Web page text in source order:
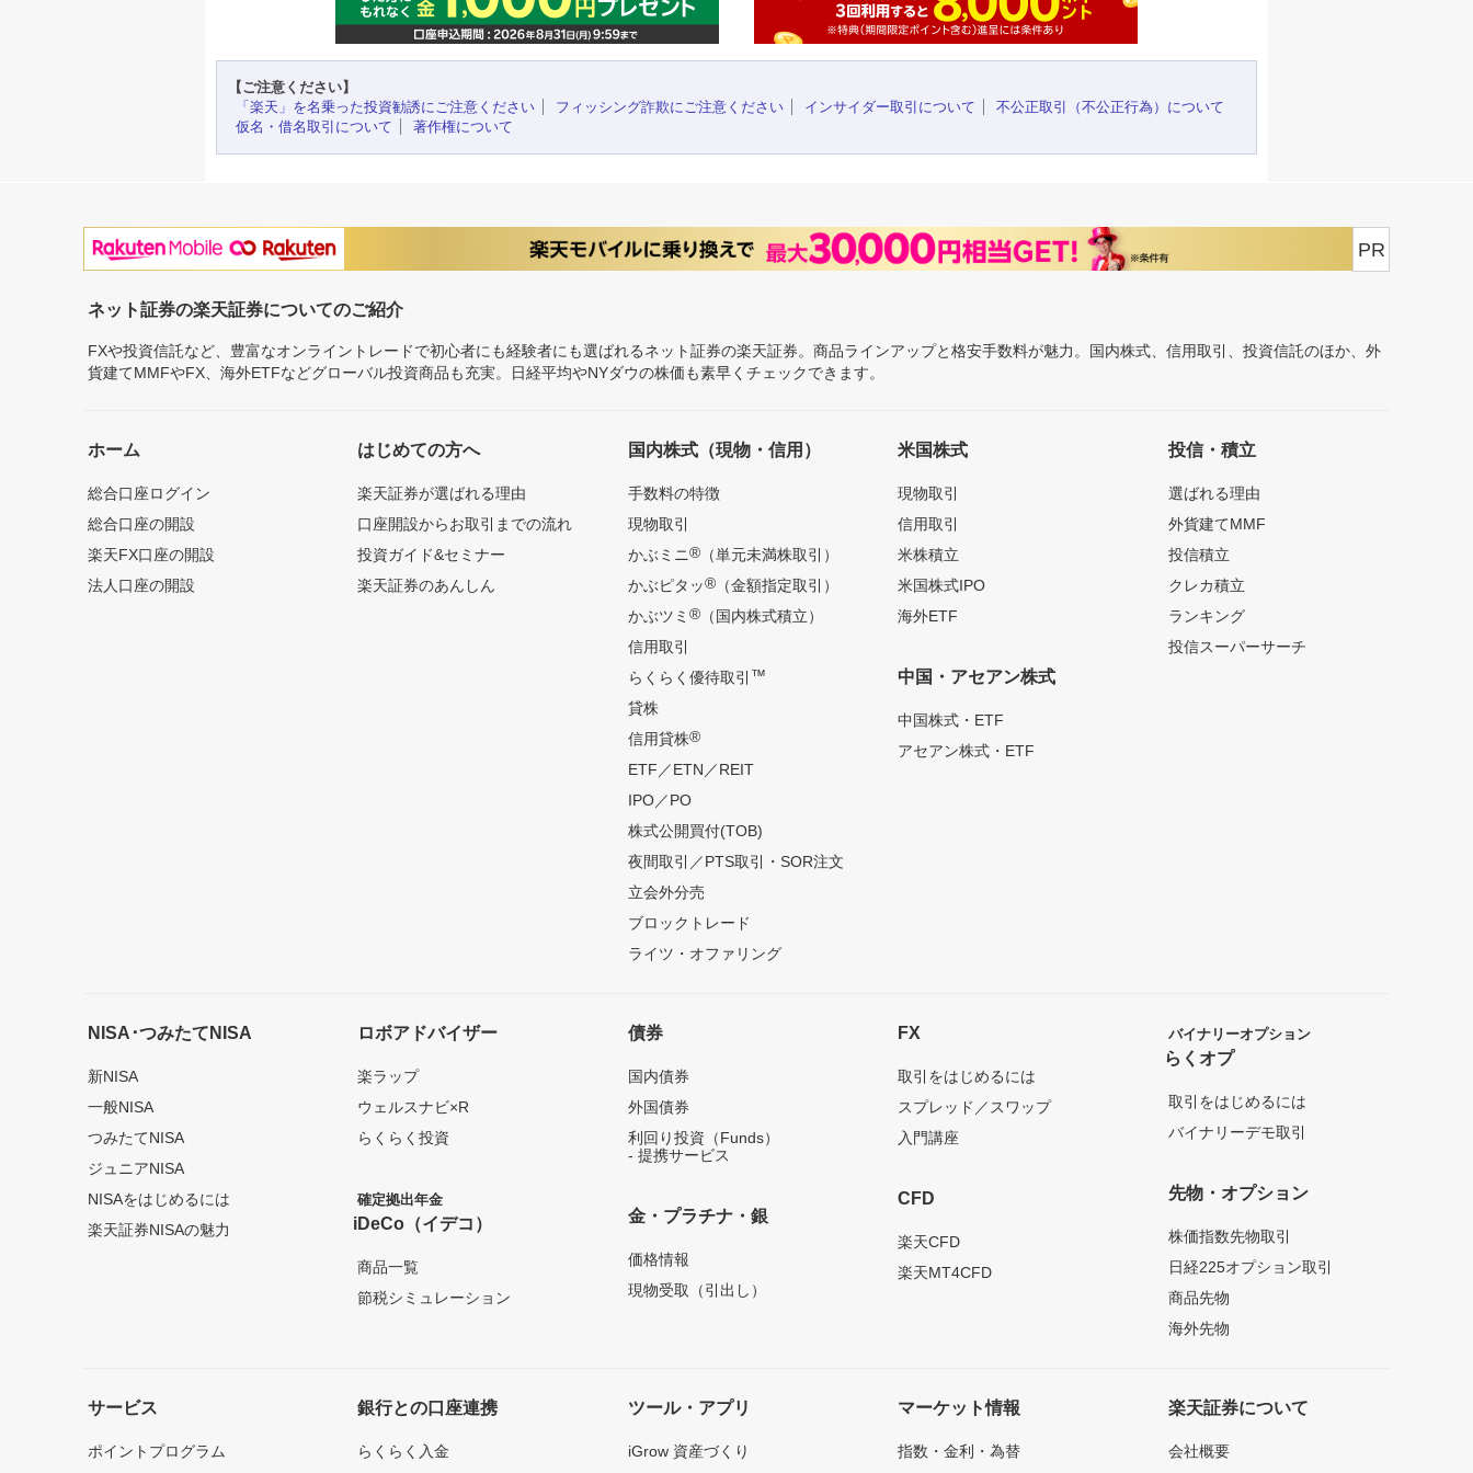
【ご注意ください】
「楽天」を名乗った投資勧誘にご注意ください
フィッシング詐欺にご注意ください インサイダー取引について
不公正取引（不公正行為）について
仮名・借名取引について
著作権について
PR
ネット証券の楽天証券についてのご紹介
FXや投資信託など、豊富なオンライントレードで初心者にも経験者にも選ばれるネット証券の楽天証券。商品ラインアップと格安手数料が魅力。国内株式、信用取引、投資信託のほか、外
貨建てMMFやFX、海外ETFなどグローバル投資商品も充実。日経平均やNYダウの株価も素早くチェックできます。
ホーム
総合口座ログイン
総合口座の開設
楽天FX口座の開設
法人口座の開設
はじめての方へ
楽天証券が選ばれる理由
口座開設からお取引までの流れ
投資ガイド&セミナー
楽天証券のあんしん
国内株式（現物・信用）
手数料の特徴
現物取引
かぶミニ®（単元未満株取引）
かぶピタッ®（金額指定取引）
かぶツミ ®（国内株式積立）
信用取引
らくらく優待取引 ™
貸株
信用貸株®
ETF／ETN／REIT
IPO／PO
株式公開買付(TOB)
夜間取引／PTS取引・SOR注文
立会外分売
ブロックトレード
ライツ・オファリング
米国株式
現物取引
信用取引
米株積立
米国株式IPO
海外ETF
中国・アセアン株式
中国株式・ETF
アセアン株式・ETF
投信・積立
選ばれる理由
外貨建てMMF
投信積立
クレカ積立
ランキング
投信スーパーサーチ
NISA･つみたてNISA
新NISA
一般NISA
つみたてNISA
ジュニアNISA
NISAをはじめるには
楽天証券NISAの魅力
ロボアドバイザー
楽ラップ
ウェルスナビ×R
らくらく投資
確定拠出年金
iDeCo（イデコ）
商品一覧
節税シミュレーション
債券
国内債券
外国債券
利回り投資（Funds）
- 提携サービス
金・プラチナ・銀
価格情報
現物受取（引出し）
FX
取引をはじめるには
スプレッド／スワップ
入門講座
CFD
楽天CFD
楽天MT4CFD
バイナリーオプション
らくオプ
取引をはじめるには
バイナリーデモ取引
先物・オプション
株価指数先物取引
日経225オプション取引
商品先物
海外先物
サービス
ポイントプログラム
銀行との口座連携
らくらく入金
ツール・アプリ
iGrow 資産づくり
マーケット情報
指数・金利・為替
楽天証券について
会社概要